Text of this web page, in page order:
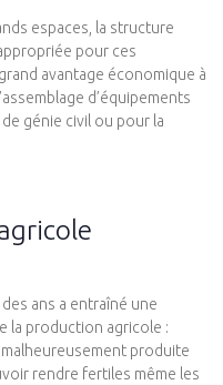
espaces, la structure
pour ces
avantage économique à
d’équipements
génie civil ou pour la
ans a entraîné une
la production agricole :
produite
rendre fertiles même les